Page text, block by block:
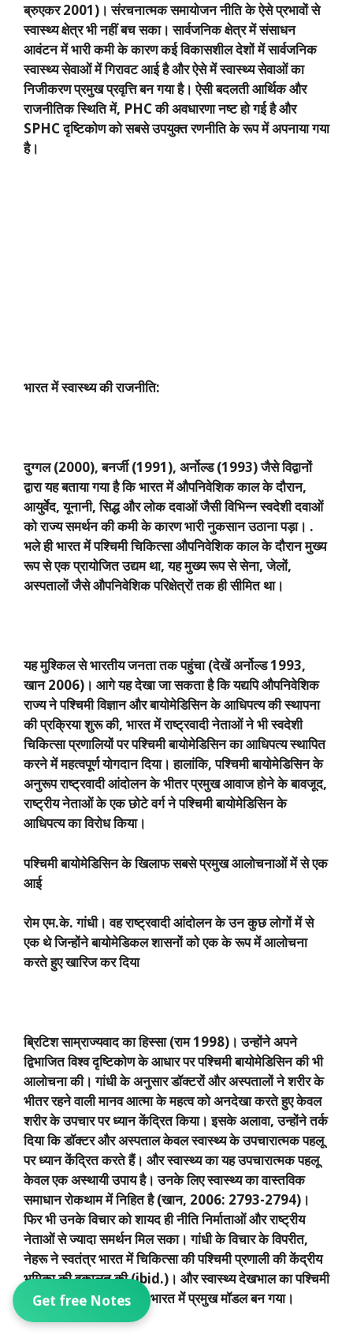
Get free Notes
ब्रुएकर2001) । संरचनात्मक समायोजन नीति के ऐसे प्रभावों से
स्वास्थ्य क्षेत्र भी नहीं बच सका। सार्वजनिक क्षेत्र में संसाधन
आवंटन में भारी कमी के कारण कई विकासशील देशों में सार्वजनिक
स्वास्थ्य सेवाओं में गिरावट आई है और ऐसे में स्वास्थ्य सेवाओं का
निजीकरण प्रमुख प्रवृत्ति बन गया है। ऐसी बदलती आर्थिक और
राजनीतिक स्थिति में, PHCकी अवधारणा नष्ट हो गई है और
SPHCदृष्टिकोण को सबसे उपयुक्त रणनीति के रूप में अपनाया गया
है।
भारत में स्वास्थ्य की राजनीति:
दुग्गल (2000),बनर्जी (1991), अर्नोल्ड (1993)जैसे विद्वानों
द्वारा यह बताया गया है कि भारत में औपनिवेशिक काल के दौरान,
आयुर्वेद,यूनानी,सिद्ध और लोक दवाओं जैसी विभिन्न स्वदेशी दवाओं
को राज्य समर्थन की कमी के कारण भारी नुकसान उठाना पड़ा। .
भले ही भारत में पश्चिमी चिकित्सा औपनिवेशिक काल के दौरान मुख्य
रूप से एक प्रायोजित उद्यम था,यह मुख्य रूप से सेना,जेलों,
अस्पतालों जैसे औपनिवेशिक परिक्षेत्रों तक ही सीमित था।
यह मुश्किल से भारतीय जनता तक पहुंचा (देखें अर्नोल्ड1993,
खान2006) । आगे यह देखा जा सकता है कि यद्यपि औपनिवेशिक
राज्य ने पश्चिमी विज्ञान और बायोमेडिसिन के आधिपत्य की स्थापना
की प्रक्रिया शुरू की, भारत में राष्ट्रवादी नेताओं ने भी स्वदेशी
चिकित्सा प्रणालियों पर पश्चिमी बायोमेडिसिन का आधिपत्य स्थापित
करने में महत्वपूर्ण योगदान दिया। हालांकि,पश्चिमी बायोमेडिसिन के
अनुरूप राष्ट्रवादी आंदोलन के भीतर प्रमुख आवाज होने के बावजूद,
राष्ट्रीय नेताओं के एक छोटे वर्ग ने पश्चिमी बायोमेडिसिन के
आधिपत्य का विरोध किया।
पश्चिमी बायोमेडिसिन के खिलाफ सबसे प्रमुख आलोचनाओं में से एक
आई
रोम एम.के. गांधी। वह राष्ट्रवादी आंदोलन के उन कुछ लोगों में से
एक थे जिन्होंने बायोमेडिकल शासनों को एक के रूप में आलोचना
करते हुए खारिज कर दिया
ब्रिटिश साम्राज्यवाद का हिस्सा (राम1998) । उन्होंने अपने
द्विभाजित विश्व दृष्टिकोण के आधार पर पश्चिमी बायोमेडिसिन की भी
आलोचना की। गांधी के अनुसार डॉक्टरों और अस्पतालों ने शरीर के
भीतर रहने वाली मानव आत्मा के महत्व को अनदेखा करते हुए केवल
शरीर के उपचार पर ध्यान केंद्रित किया। इसके अलावा,उन्होंने तर्क
दिया कि डॉक्टर और अस्पताल केवल स्वास्थ्य के उपचारात्मक पहलू
पर ध्यान केंद्रित करते हैं। और स्वास्थ्य का यह उपचारात्मक पहलू
केवल एक अस्थायी उपाय है। उनके लिए स्वास्थ्य का वास्तविक
समाधान रोकथाम में निहित है (खान, 2006: 2793-2794) ।
फिर भी उनके विचार को शायद ही नीति निर्माताओं और राष्ट्रीय
नेताओं से ज्यादा समर्थन मिल सका। गांधी के विचार के विपरीत,
नेहरू ने स्वतंत्र भारत में चिकित्सा की पश्चिमी प्रणाली की केंद्रीय
भूमिका की वकालत की (ibid.) । और स्वास्थ्य देखभाल का पश्चिमी
बायोमेडिकल मॉडल स्वतंत्र भारत में प्रमुख मॉडल बन गया।